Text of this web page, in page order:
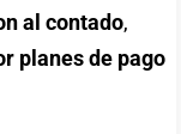
al contado,
planes de pago